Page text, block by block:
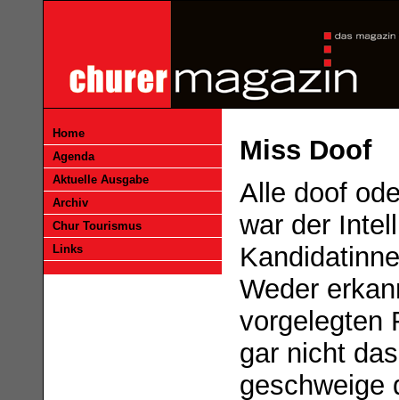
Home
Agenda
Aktuelle Ausgabe
Archiv
Chur Tourismus
Links
Miss Doof
Alle doof
war der
Weder
vorgelegten
gar nicht
geschweige